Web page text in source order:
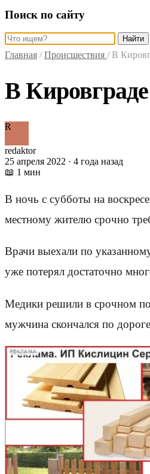
Поиск по сайту
Найти
Главная / Происшествия / В
В
R
redaktor
25 апреля 2022 · 4 года назад
📖 1 мин
В ночь с субботы на
местному жителю срочно
Врачи выехали по
уже потерял достаточно
Медики решили в срочном
мужчина скончался по
РЕКЛАМА